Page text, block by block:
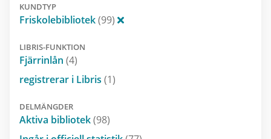
KUNDTYP
Friskolebibliotek(99)
LIBRIS-FUNKTION
Fjärrinlån (4)
registrerar i Libris (1)
DELMÄNGDER
Aktiva bibliotek(98)